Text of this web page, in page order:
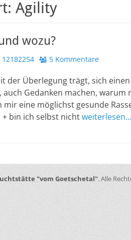
Agility
wozu?
12182254 5 Kommentare
der Überlegung trägt, sich
auch Gedanken machen,
mir eine möglichst gesunde
+ bin ich selbst nichtweiterlesen…
"vom Goetschetal". Alle